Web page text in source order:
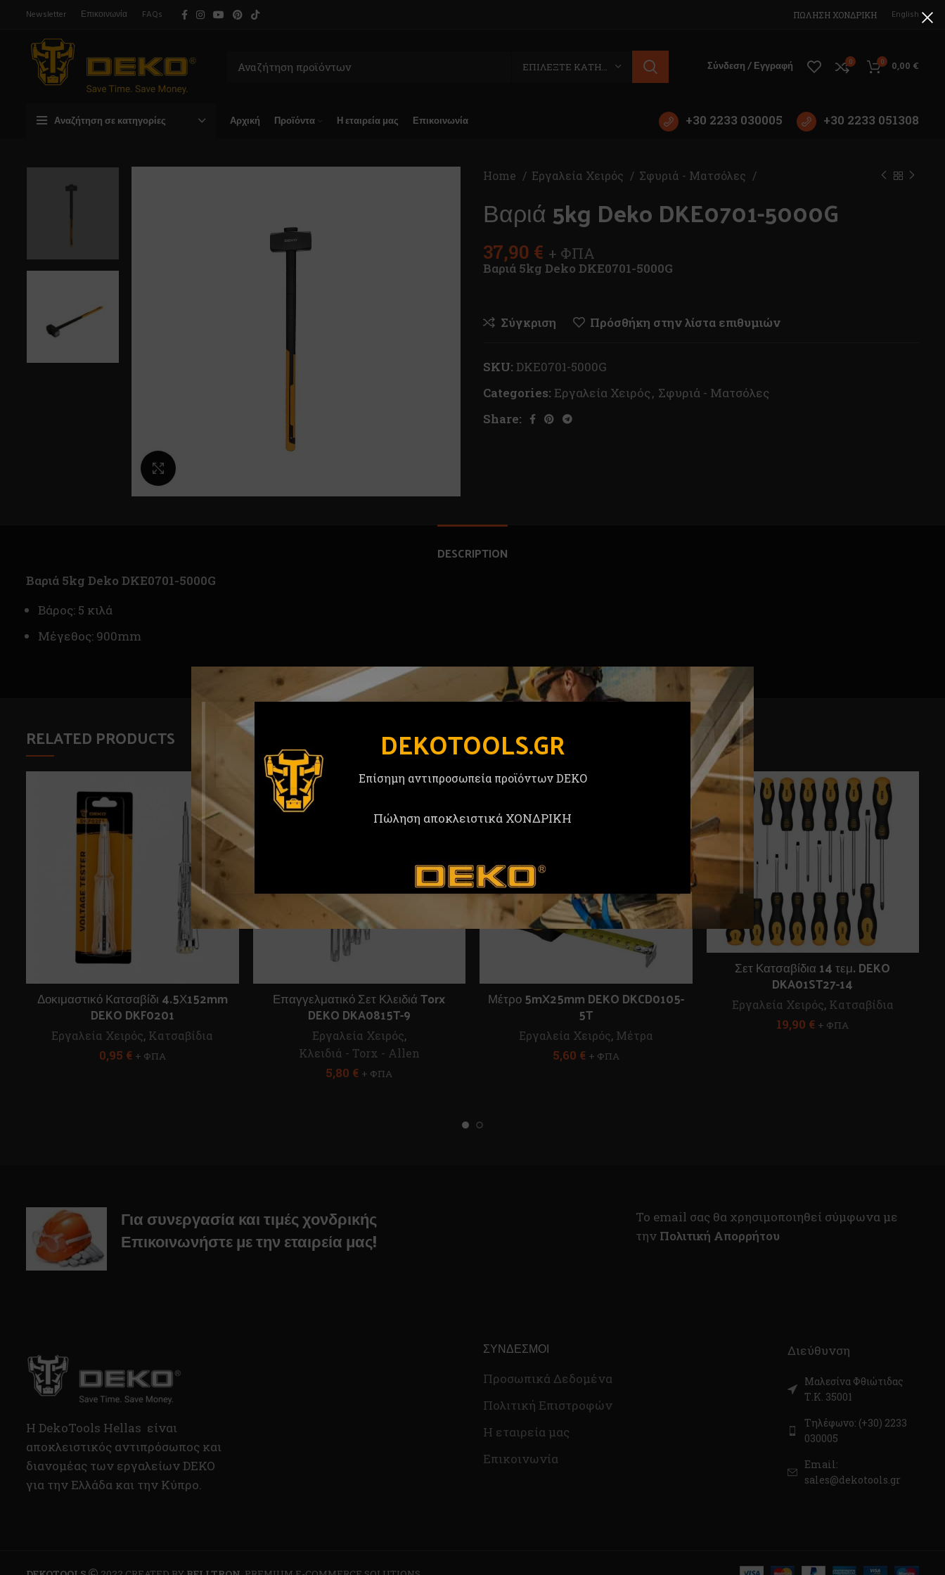
DEKOTOOLS.GR
Επίσημη αντιπροσωπεία προϊόντων DEKO
Πώληση αποκλειστικά ΧΟΝΔΡΙΚΗ
Newsletter Επικοινωνία FAQs ΠΩΛΗΣΗ ΧΟΝΔΡΙΚΗ English
Σύνδεση / Εγγραφή 0 0 0,00 €
Αναζήτηση σε κατηγορίες Αρχική Προϊόντα Η εταιρεία μας Επικοινωνία +30 2233 030005 +30 2233 051308
Κλικ για μεγέθυνση
Home Εργαλεία Χειρός Σφυριά - Ματσόλες
Βαριά 5kg Deko DKE0701-5000G
37,90 € + ΦΠΑ
Βαριά 5kg Deko DKE0701-5000G
Σύγκριση Πρόσθήκη στην λίστα επιθυμιών
SKU: DKE0701-5000G
Categories: Εργαλεία Χειρός, Σφυριά - Ματσόλες
Share:
DESCRIPTION
Βαριά 5kg Deko DKE0701-5000G
Βάρος: 5 κιλά
Μέγεθος: 900mm
RELATED PRODUCTS
Δοκιμαστικό Κατσαβίδι 4.5Χ152mm
DEKO DKF0201
Εργαλεία Χειρός, Κατσαβίδια
0,95 € + ΦΠΑ
Επαγγελματικό Σετ Κλειδιά Torx
DEKO DKA0815T-9
Εργαλεία Χειρός,
Κλειδιά - Torx - Allen
5,80 € + ΦΠΑ
Μέτρο 5mX25mm DEKO DKCD0105-
5T
Εργαλεία Χειρός, Μέτρα
5,60 € + ΦΠΑ
Σετ Κατσαβίδια 14 τεμ. DEKO
DKA01ST27-14
Εργαλεία Χειρός, Κατσαβίδια
19,90 € + ΦΠΑ
Για συνεργασία και τιμές χονδρικής
Επικοινωνήστε με την εταιρεία μας!
To email σας θα χρησιμοποιηθεί σύμφωνα με
την Πολιτική Απορρήτου
H DekoTools Hellas είναι
αποκλειστικός αντιπρόσωπος και
διανομέας των εργαλείων DEKO
για την Ελλάδα και την Κύπρο.
ΣΎΝΔΕΣΜΟΙ
Προσωπικά Δεδομένα
Πολιτική Επιστροφών
Η εταιρεία μας
Επικοινωνία
Διεύθυνση
Μαλεσίνα Φθιώτιδας
Τ.Κ. 35001
Τηλέφωνο: (+30) 2233
030005
Email:
sales@dekotools.gr